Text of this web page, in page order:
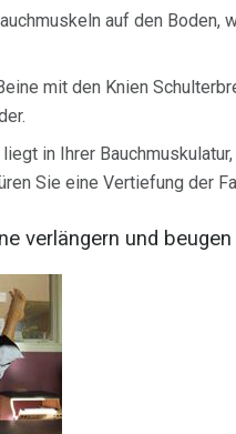
auf den Boden,
mit den Knien
in Ihrer
Sie eine Vertiefung der
verlängern und beugen